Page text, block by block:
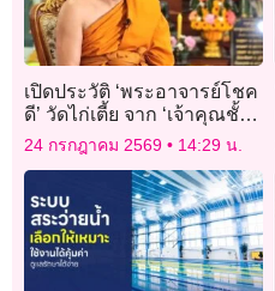
เปิดประวัติ ‘พระอาจารย์โชค
ดี’ วัดไก่เตี้ย จาก ‘เจ้าคุณชั้น
ราช’ สู่ ‘พระครูสัญญาบัตร’
24 กรกฎาคม 2569 14:29 น.